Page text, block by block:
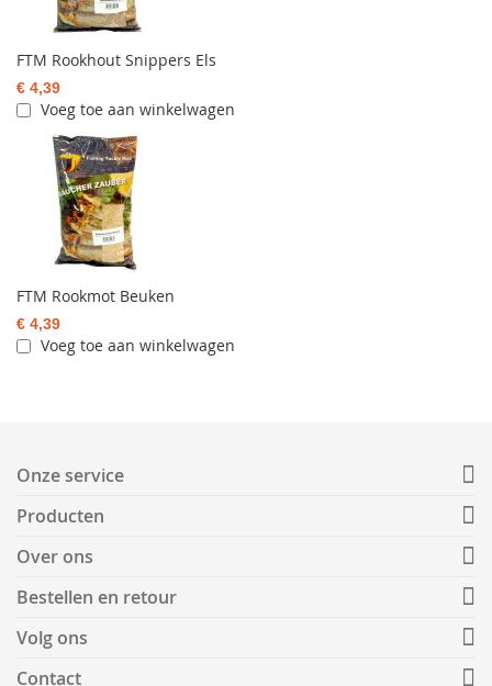
FTM Rookhout Snippers Els
€ 4,39
Voeg toe aan winkelwagen
FTM Rookmot Beuken
€ 4,39
Voeg toe aan winkelwagen
Onze service
Producten
Over ons
Bestellen en retour
Volg ons
Contact